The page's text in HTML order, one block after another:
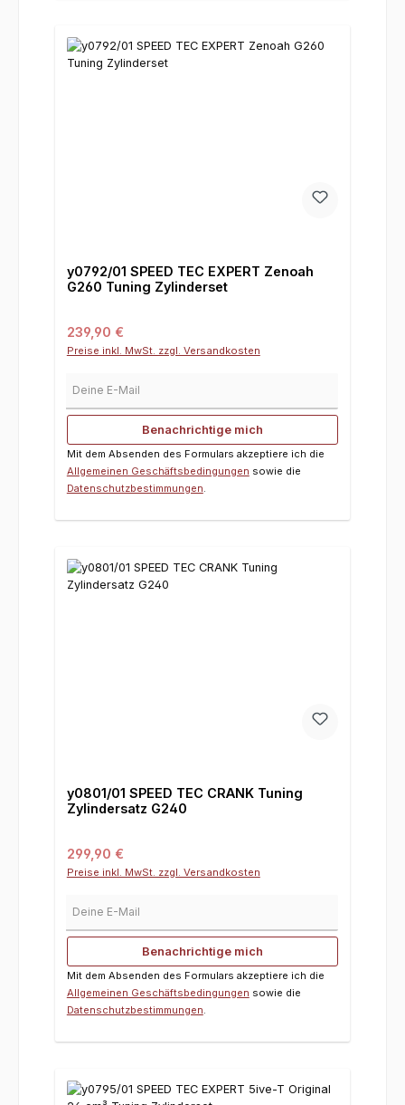
y0792/01 SPEED TEC EXPERT Zenoah
G260 Tuning Zylinderset
Regulärer Preis:
239,90 €
Preise inkl. MwSt. zzgl. Versandkosten
Benachrichtige mich
Mit dem Absenden des Formulars akzeptiere ich die
Allgemeinen Geschäftsbedingungen sowie die
Datenschutzbestimmungen.
y0801/01 SPEED TEC CRANK Tuning
Zylindersatz G240
Regulärer Preis:
299,90 €
Preise inkl. MwSt. zzgl. Versandkosten
Benachrichtige mich
Mit dem Absenden des Formulars akzeptiere ich die
Allgemeinen Geschäftsbedingungen sowie die
Datenschutzbestimmungen.